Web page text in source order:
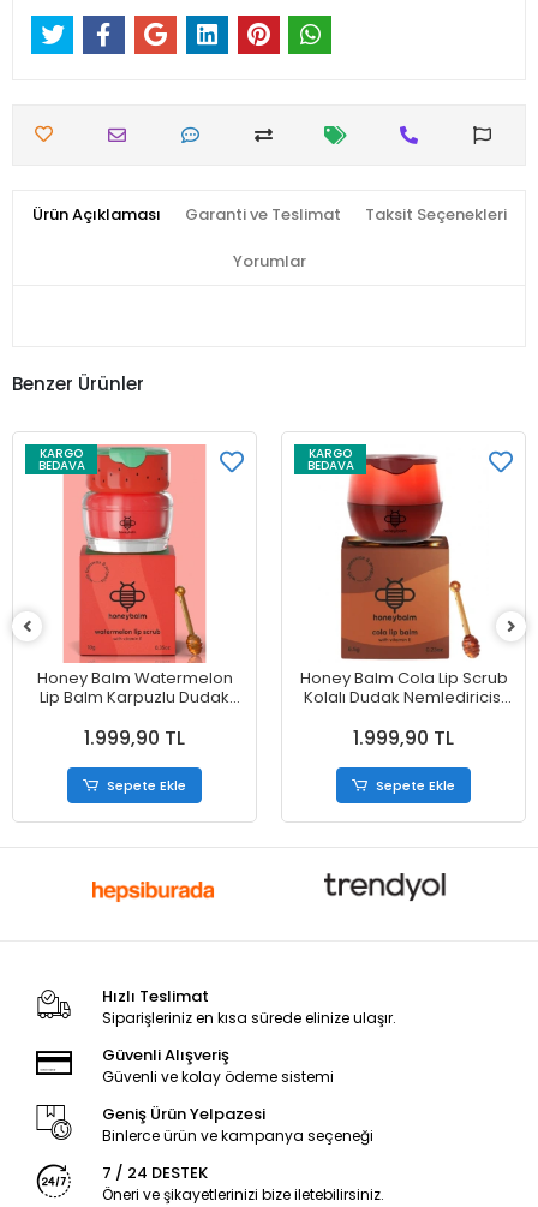
Ürün Açıklaması Garanti ve Teslimat Taksit Seçenekleri
Yorumlar
Benzer Ürünler
KARGO
BEDAVA
Honey Balm Watermelon
Lip Balm Karpuzlu Dudak
1.999,90 TL
Sepete Ekle
KARGO
BEDAVA
Honey Balm Cola Lip Scrub
Kolalı Dudak Nemlediricisi
1.999,90 TL
Sepete Ekle
Hızlı Teslimat
Siparişleriniz en kısa sürede elinize ulaşır.
Güvenli Alışveriş
Güvenli ve kolay ödeme sistemi
Geniş Ürün Yelpazesi
Binlerce ürün ve kampanya seçeneği
7 / 24 DESTEK
Öneri ve şikayetlerinizi bize iletebilirsiniz.